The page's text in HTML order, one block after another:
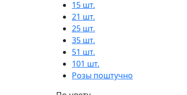
15 шт.
21 шт.
25 шт.
35 шт.
51 шт.
101 шт.
Розы поштучно